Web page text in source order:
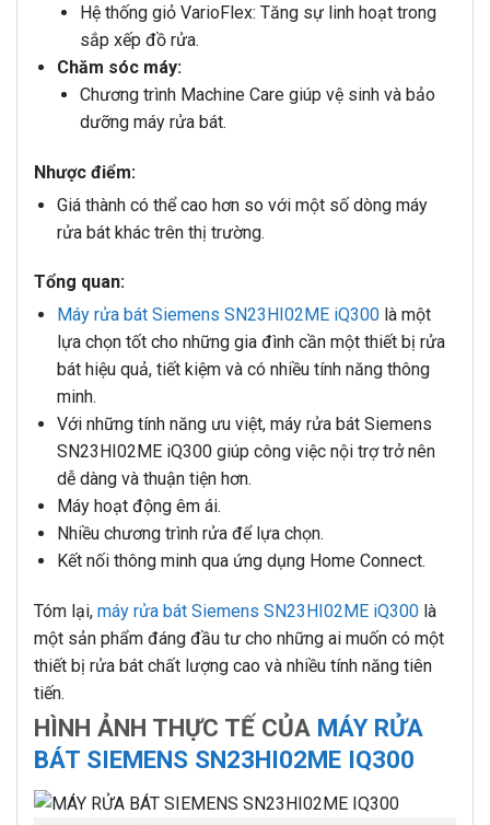
Hệ thống giỏ VarioFlex: Tăng sự linh hoạt trong
sắp xếp đồ rửa.
Chăm sóc máy:
Chương trình Machine Care giúp vệ sinh và bảo
dưỡng máy rửa bát.
Nhược điểm:
Giá thành có thể cao hơn so với một số dòng máy
rửa bát khác trên thị trường.
Tổng quan:
Máy rửa bát Siemens SN23HI02ME iQ300là một
lựa chọn tốt cho những gia đình cần một thiết bị rửa
bát hiệu quả, tiết kiệm và có nhiều tính năng thông
minh.
Với những tính năng ưu việt, máy rửa bát Siemens
SN23HI02ME iQ300 giúp công việc nội trợ trở nên
dễ dàng và thuận tiện hơn.
Máy hoạt động êm ái.
Nhiều chương trình rửa để lựa chọn.
Kết nối thông minh qua ứng dụng Home Connect.
Tóm lại, máy rửa bát Siemens SN23HI02ME iQ300 là
một sản phẩm đáng đầu tư cho những ai muốn có một
thiết bị rửa bát chất lượng cao và nhiều tính năng tiên
tiến.
HÌNH ẢNH THỰC TẾ CỦA MÁY RỬA
BÁT SIEMENS SN23HI02ME IQ300